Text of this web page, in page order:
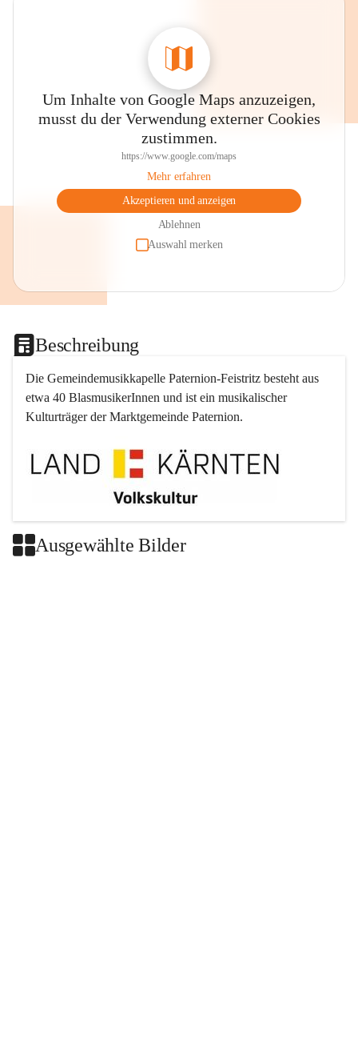
Um Inhalte von Google Maps anzuzeigen,
musst du der Verwendung externer Cookies
zustimmen.
https://www.google.com/maps
Mehr erfahren
Akzeptieren und anzeigen
Ablehnen
Auswahl merken
Beschreibung
Die Gemeindemusikkapelle Paternion-Feistritz besteht aus
etwa 40 BlasmusikerInnen und ist ein musikalischer
Kulturträger der Marktgemeinde Paternion.
Ausgewählte Bilder